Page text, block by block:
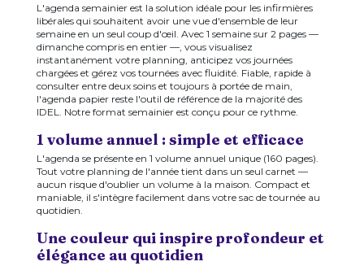
L'agenda semainier est la solution idéale pour les infirmières
libérales qui souhaitent avoir une vue d'ensemble de leur
semaine en un seul coup d'œil. Avec 1 semaine sur 2 pages —
dimanche compris en entier —, vous visualisez
instantanément votre planning, anticipez vos journées
chargées et gérez vos tournées avec fluidité. Fiable, rapide à
consulter entre deux soins et toujours à portée de main,
l'agenda papier reste l'outil de référence de la majorité des
IDEL. Notre format semainier est conçu pour ce rythme.
1 volume annuel : simple et efficace
L'agenda se présente en 1 volume annuel unique (160 pages).
Tout votre planning de l'année tient dans un seul carnet —
aucun risque d'oublier un volume à la maison. Compact et
maniable, il s'intègre facilement dans votre sac de tournée au
quotidien.
Une couleur qui inspire profondeur et
élégance au quotidien